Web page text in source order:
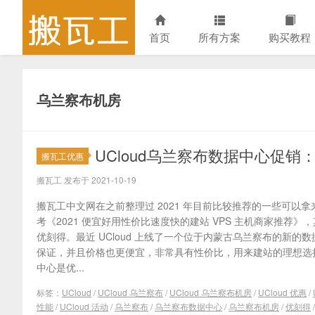
首页 所有方案 购买教程
乌兰察布机房
搬瓦工优惠 UCloud乌兰察布数据中心促销
搬瓦工 发布于 2021-10-19
搬瓦工中文网在之前整理过 2021 年目前比较推荐的一些可以
考《2021 便宜好用性价比速度快的建站 VPS 主机商家推荐》
优刻得。最近 UCloud 上线了一个位于内蒙古乌兰察布的新的
保证，并且价格也更便宜，非常具有性价比，用来建站的理想
中心是优...
标签： UCloud / UCloud 乌兰察布/ UCloud 乌兰察布机房/ UCloud 优惠/
性能/ UCloud 活动 /乌兰察布/乌兰察布数据中心/乌兰察布机房/优刻得